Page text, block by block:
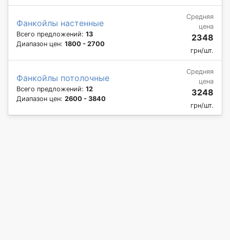
Фанкойлы настенные
Всего предложений: 13
Диапазон цен: 1800 - 2700
Средняя
цена
2348
грн/шт.
Фанкойлы потолочные
Всего предложений: 12
Диапазон цен: 2600 - 3840
Средняя
цена
3248
грн/шт.